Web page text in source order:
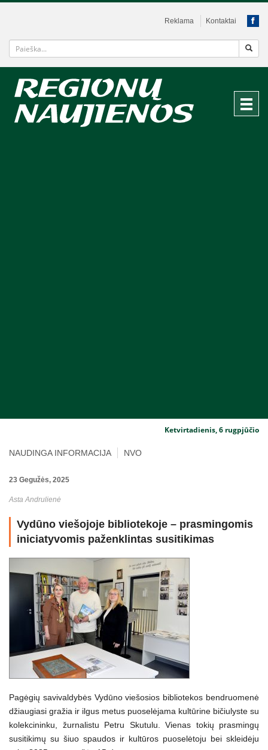
Reklama Kontaktai
Ketvirtadienis, 6 rugpjūčio
NAUDINGA INFORMACIJA NVO
23 Gegužės, 2025
Asta Andrulienė
Vydūno viešojoje bibliotekoje – prasmingomis
iniciatyvomis paženklintas susitikimas
Pagėgių savivaldybės Vydūno viešosios bibliotekos bendruomenė
džiaugiasi gražia ir ilgus metus puoselėjama kultūrine bičiulyste su
kolekcininku, žurnalistu Petru Skutulu. Vienas tokių prasmingų
susitikimų su šiuo spaudos ir kultūros puoselėtoju bei skleidėju